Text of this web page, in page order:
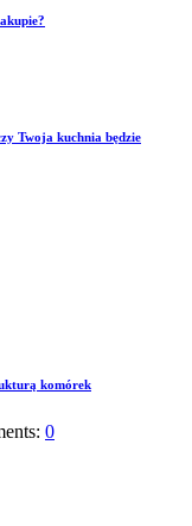
Twoja kuchnia będzie
komórek
0